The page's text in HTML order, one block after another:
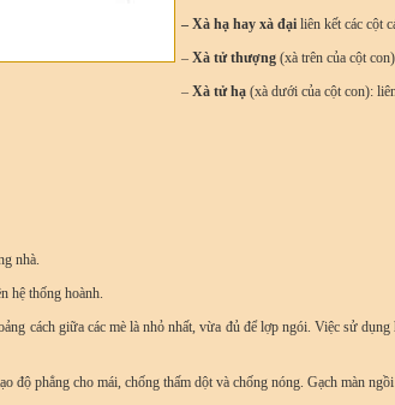
– Xà hạ hay xà đại liên kết các cột
– Xà tử thượng (xà trên của cột
– Xà tử hạ (xà dưới của cột con):
nhà.
hệ thống hoành.
cách giữa các mè là nhỏ nhất, vừa đủ để lợp ngói. Việc sử
độ phẳng cho mái, chống thấm dột và chống nóng. Gạch màn